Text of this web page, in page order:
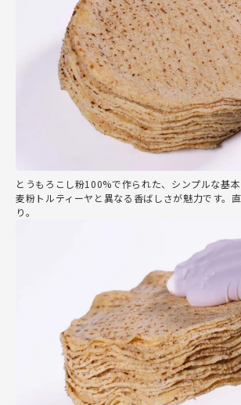
とうもろこし粉100%で作られた、シンプルな基
麦粉トルティーヤと異なる香ばしさが魅力です。
り。